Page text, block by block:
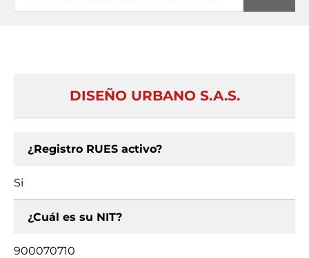
DISEÑO URBANO S.A.S.
¿Registro RUES activo?
Si
¿Cuál es su NIT?
900070710